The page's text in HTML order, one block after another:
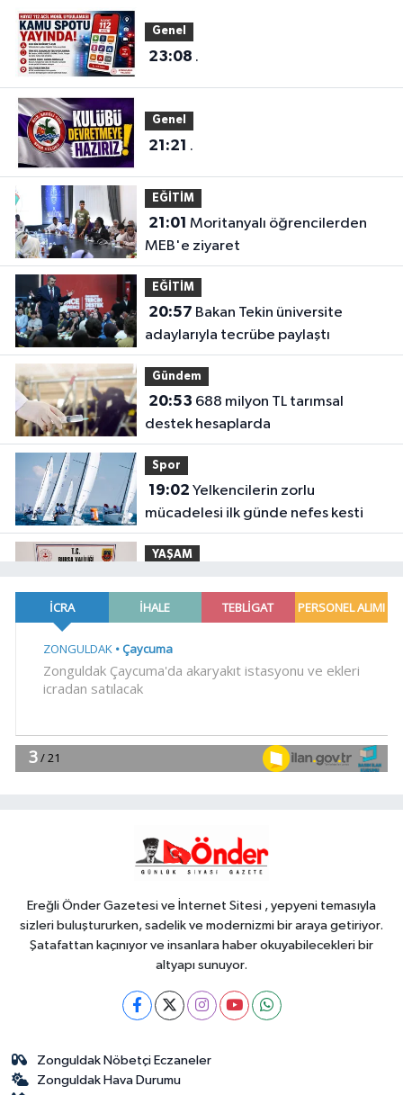
Genel
23:08 .
Genel
21:21 .
EĞİTİM
21:01
MEB'e ziyaret
EĞİTİM
20:57
adaylarıyla tecrübe paylaştı
Gündem
20:53
destek hesaplarda
Spor
19:02
mücadelesi ilk günde nefes kesti
YAŞAM
operasyonu! 273 sikke ve 18 obje ele
geçirildi
18:51 Eyüpsultan Meydanı
18:37
Başkent'te güçlü temaslar
Ereğli Önder Gazetesi ve İnternet Sitesi , yepyeni temasıyla
sizleri buluştururken, sadelik ve modernizmi bir araya getiriyor.
Şatafattan kaçınıyor ve insanlara haber okuyabilecekleri bir
altyapı sunuyor.
Zonguldak Nöbetçi Eczaneler
Zonguldak Hava Durumu